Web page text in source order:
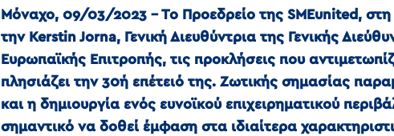
Μόναχο, 09/03/2023 – Το Προεδρείο της SMEunited,
την Kerstin Jorna, Γενική Διευθύντρια της Γενικής
Ευρωπαϊκής Επιτροπής, τις προκλήσεις που
πλησιάζει την 30ή επέτειό της. Ζωτικής σημασίας
και η δημιουργία ενός ευνοϊκού επιχειρηματικού
σημαντικό να δοθεί έμφαση στα ιδιαίτερα